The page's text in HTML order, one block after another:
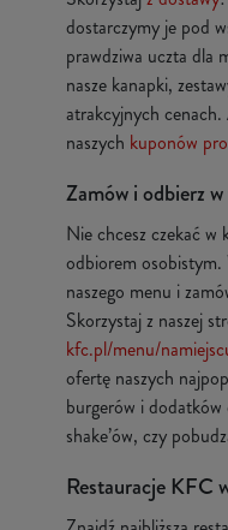
dostarczymy je pod
prawdziwa uczta dla
nasze kanapki,
atrakcyjnych cenach.
naszych kuponów
Zamów i odbierz
Nie chcesz czekać w
odbiorem
naszego menu i
Skorzystaj z naszej
kfc.pl/menu/
ofertę naszych
burgerów i
shake’ów, czy
Restauracje KFC